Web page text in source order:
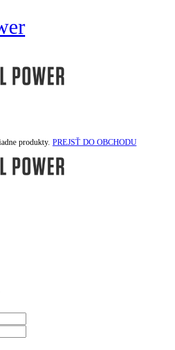
produkty. PREJSŤ DO OBCHODU